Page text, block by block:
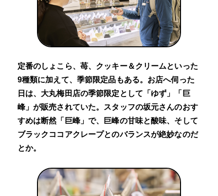
定番のしょこら、苺、クッキー＆クリームといった
9種類に加えて、季節限定品もある。お店へ伺った
日は、大丸梅田店の季節限定として「ゆず」「巨
峰」が販売されていた。スタッフの坂元さんのおす
すめは断然「巨峰」で、巨峰の甘味と酸味、そして
ブラックココアクレープとのバランスが絶妙なのだ
とか。